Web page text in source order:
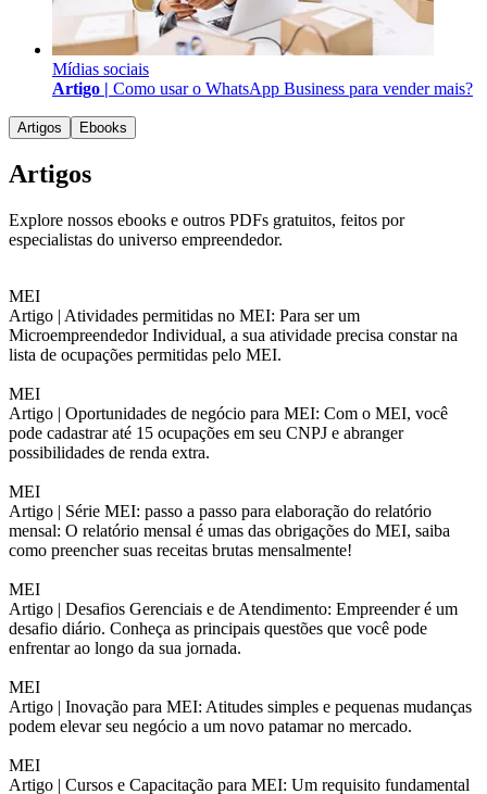
Mídias sociais
Artigo | Como usar o WhatsApp Business para vender mais?
Artigos Ebooks
Artigos
Explore nossos ebooks e outros PDFs gratuitos, feitos por
especialistas do universo empreendedor.
MEI
Artigo | Atividades permitidas no MEI: Para ser um
Microempreendedor Individual, a sua atividade precisa constar na
lista de ocupações permitidas pelo MEI.
MEI
Artigo | Oportunidades de negócio para MEI: Com o MEI, você
pode cadastrar até 15 ocupações em seu CNPJ e abranger
possibilidades de renda extra.
MEI
Artigo | Série MEI: passo a passo para elaboração do relatório
mensal: O relatório mensal é umas das obrigações do MEI, saiba
como preencher suas receitas brutas mensalmente!
MEI
Artigo | Desafios Gerenciais e de Atendimento: Empreender é um
desafio diário. Conheça as principais questões que você pode
enfrentar ao longo da sua jornada.
MEI
Artigo | Inovação para MEI: Atitudes simples e pequenas mudanças
podem elevar seu negócio a um novo patamar no mercado.
MEI
Artigo | Cursos e Capacitação para MEI: Um requisito fundamental